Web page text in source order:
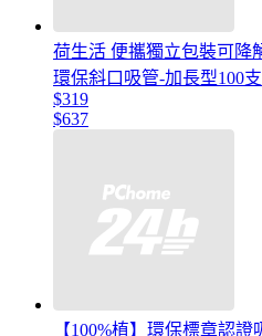
荷生活 便攜獨立包裝可降
環保斜口吸管-加長型100支
$319
$637
【100%植】環保標章認